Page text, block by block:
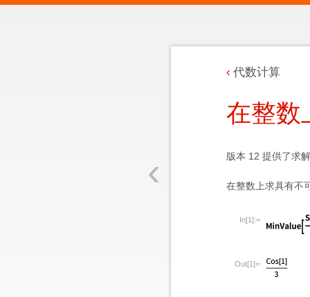
‹
代数计算
在整数
版本 12 提供了求
在整数上求具有不
In[1]:=
Out[1]=